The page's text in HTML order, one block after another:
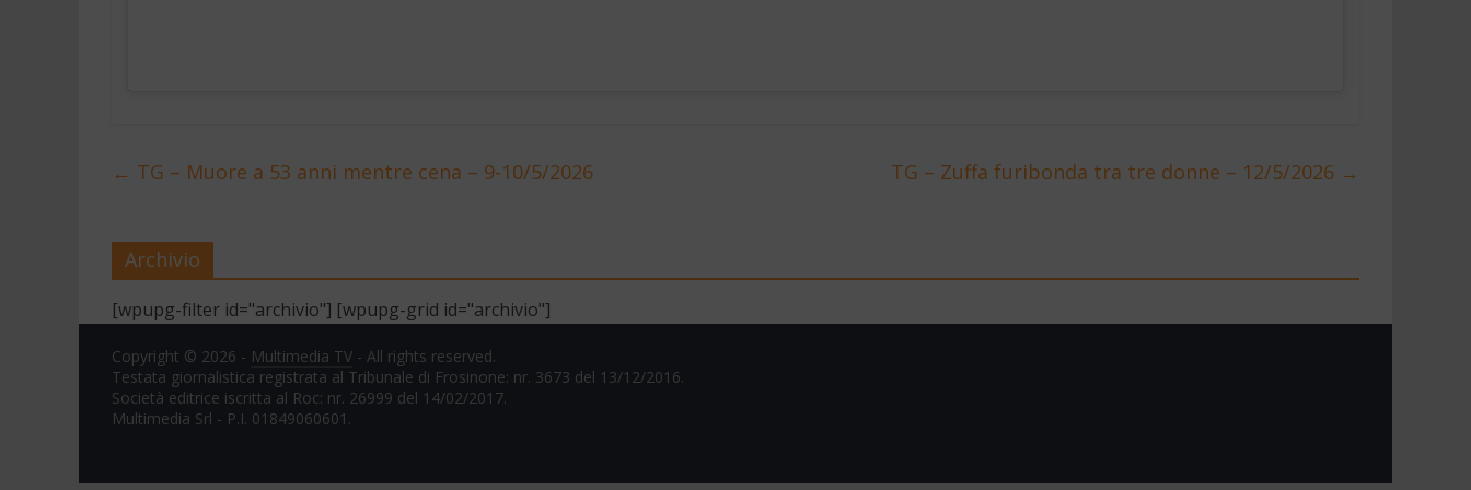
← TG – Muore a 53 anni mentre cena – 9-10/5/2026 TG – Zuffa furibonda tra tre donne – 12/5/2026 →
Archivio
[wpupg-filter id="archivio"] [wpupg-grid id="archivio"]
Copyright © 2026 - Multimedia TV - All rights reserved.
Testata giornalistica registrata al Tribunale di Frosinone: nr. 3673 del 13/12/2016.
Società editrice iscritta al Roc: nr. 26999 del 14/02/2017.
Multimedia Srl - P.I. 01849060601.